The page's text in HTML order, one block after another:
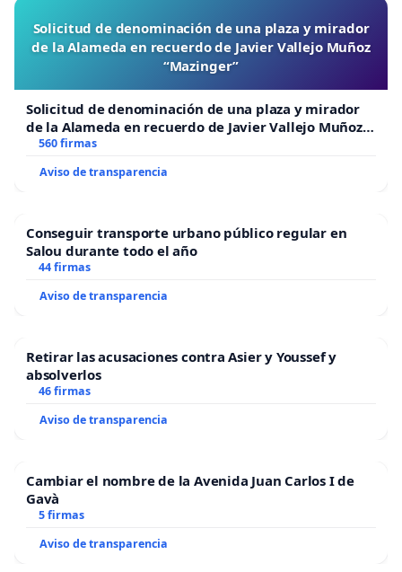
Solicitud de denominación de una plaza y mirador
de la Alameda en recuerdo de Javier Vallejo Muñoz
“Mazinger”
Solicitud de denominación de una plaza y mirador
de la Alameda en recuerdo de Javier Vallejo Muñoz
“Mazinger”
560 firmas
Aviso de transparencia
Conseguir transporte urbano público regular en
Salou durante todo el año
44 firmas
Aviso de transparencia
Retirar las acusaciones contra Asier y Youssef y
absolverlos
46 firmas
Aviso de transparencia
Cambiar el nombre de la Avenida Juan Carlos I de
Gavà
5 firmas
Aviso de transparencia